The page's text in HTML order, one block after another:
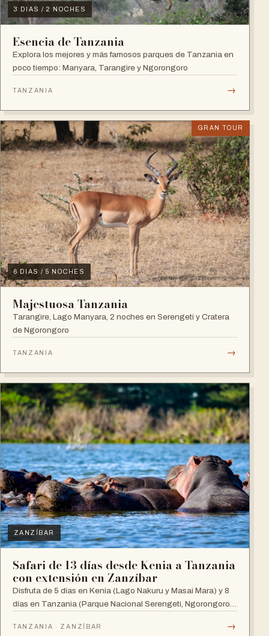
3 DIAS / 2 NOCHES
Esencia de Tanzania
Explora los mejores y más famosos parques de Tanzania en
poco tiempo: Manyara, Tarangire y Ngorongoro
TANZANIA →
GRAN TOUR
6 DIAS / 5 NOCHES
Majestuosa Tanzania
Tarangire, Lago Manyara, 2 noches en Serengeti y Cratera
de Ngorongoro
TANZANIA →
ZANZÍBAR
Safari de 13 días desde Kenia a Tanzania
con extensión en Zanzíbar
Disfruta de 5 días en Kenia (Lago Nakuru y Masai Mara) y 8
días en Tanzania (Parque Nacional Serengeti, Ngorongoro,
TANZANIA · ZANZÍBAR →